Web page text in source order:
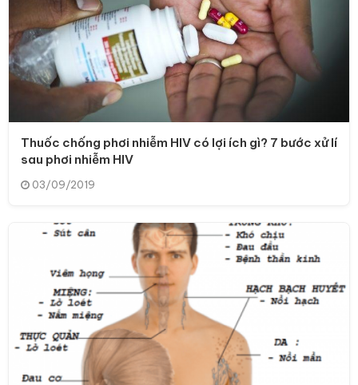
Thuốc chống phơi nhiễm HIV có lợi ích gì? 7 bước xử lí
sau phơi nhiễm HIV
03/09/2019